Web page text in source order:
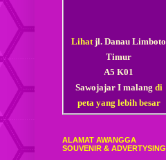
Lihatjl. Danau Limboto
Timur
A5 K01
Sawojajar I malang di
peta yang lebih besar
ALAMAT AWANGGA
SOUVENIR & ADVERTYSING